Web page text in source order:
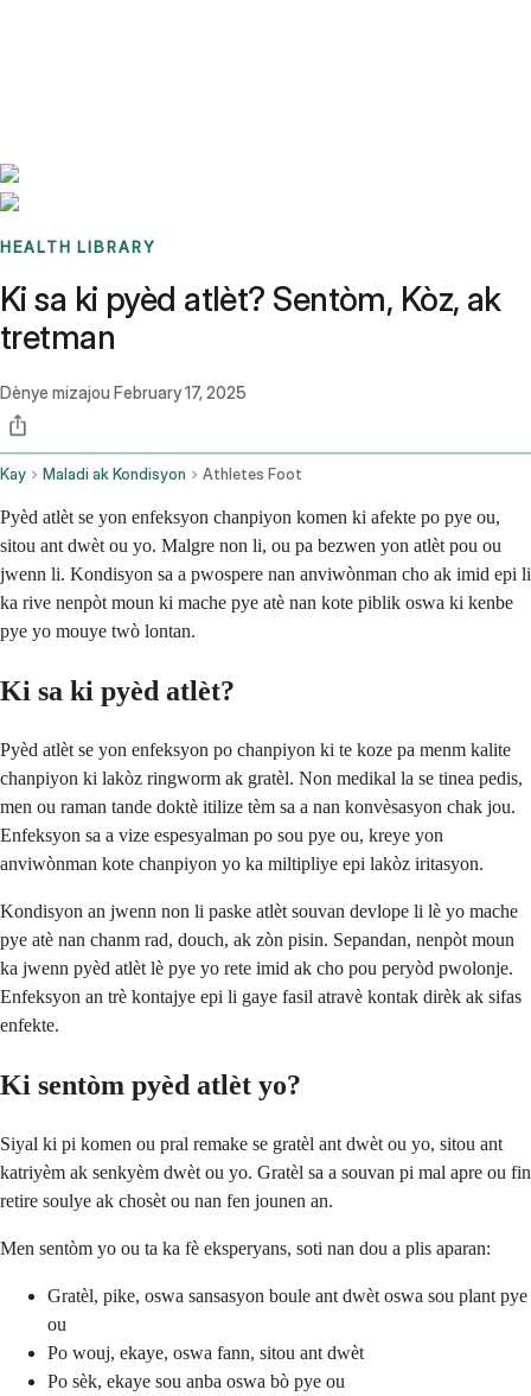
HEALTH LIBRARY
Ki sa ki pyèd atlèt? Sentòm, Kòz, ak
tretman
Dènye mizajou February 17, 2025
Kay Maladi ak Kondisyon Athletes Foot
Pyèd atlèt se yon enfeksyon chanpiyon komen ki afekte po pye ou,
sitou ant dwèt ou yo. Malgre non li, ou pa bezwen yon atlèt pou ou
jwenn li. Kondisyon sa a pwospere nan anviwònman cho ak imid epi li
ka rive nenpòt moun ki mache pye atè nan kote piblik oswa ki kenbe
pye yo mouye twò lontan.
Ki sa ki pyèd atlèt?
Pyèd atlèt se yon enfeksyon po chanpiyon ki te koze pa menm kalite
chanpiyon ki lakòz ringworm ak gratèl. Non medikal la se tinea pedis,
men ou raman tande doktè itilize tèm sa a nan konvèsasyon chak jou.
Enfeksyon sa a vize espesyalman po sou pye ou, kreye yon
anviwònman kote chanpiyon yo ka miltipliye epi lakòz iritasyon.
Kondisyon an jwenn non li paske atlèt souvan devlope li lè yo mache
pye atè nan chanm rad, douch, ak zòn pisin. Sepandan, nenpòt moun
ka jwenn pyèd atlèt lè pye yo rete imid ak cho pou peryòd pwolonje.
Enfeksyon an trè kontajye epi li gaye fasil atravè kontak dirèk ak sifas
enfekte.
Ki sentòm pyèd atlèt yo?
Siyal ki pi komen ou pral remake se gratèl ant dwèt ou yo, sitou ant
katriyèm ak senkyèm dwèt ou yo. Gratèl sa a souvan pi mal apre ou fin
retire soulye ak chosèt ou nan fen jounen an.
Men sentòm yo ou ta ka fè eksperyans, soti nan dou a plis aparan:
Gratèl, pike, oswa sansasyon boule ant dwèt oswa sou plant pye
ou
Po wouj, ekaye, oswa fann, sitou ant dwèt
Po sèk, ekaye sou anba oswa bò pye ou